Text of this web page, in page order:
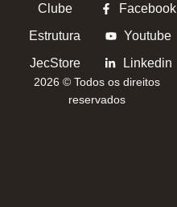
Clube
Estrutura
JecStore
Facebook
Youtube
Linkedin
2026 © Todos os direitos
reservados